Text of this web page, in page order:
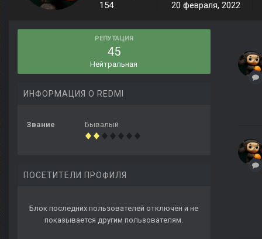
154 20 февраля, 2022
РЕПУТАЦИЯ
45
Нейтральная
ИНФОРМАЦИЯ О REDMI
Звание Бывалый
ПОСЕТИТЕЛИ ПРОФИЛЯ
Блок последних пользователей отключён и не
показывается другим пользователям.